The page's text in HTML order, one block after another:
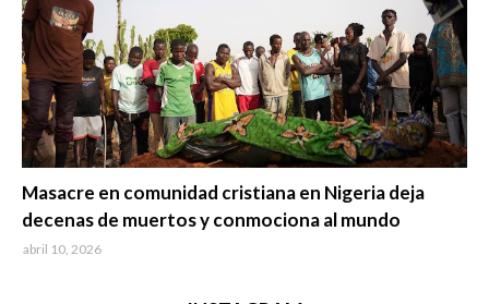
Masacre en comunidad cristiana en Nigeria deja
decenas de muertos y conmociona al mundo
abril 10, 2026